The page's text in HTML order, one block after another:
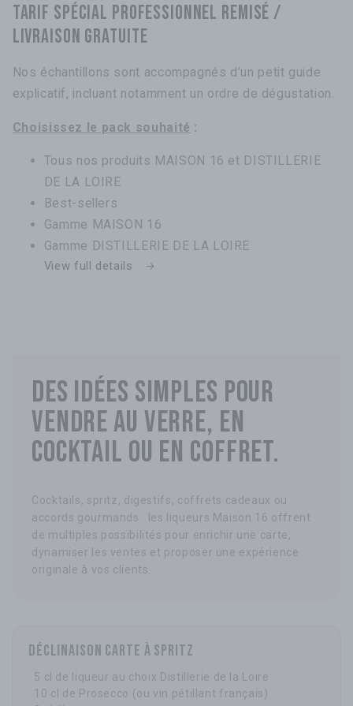
TARIF SPÉCIAL PROFESSIONNEL REMISÉ /
LIVRAISON GRATUITE
Nos échantillons sont accompagnés d’un petit guide
explicatif, incluant notamment un ordre de dégustation.
Choisissez le pack souhaité :
Tous nos produits MAISON 16 et DISTILLERIE
DE LA LOIRE
Best-sellers
Gamme MAISON 16
Gamme DISTILLERIE DE LA LOIRE
View full details
Des idées simples pour
vendre au verre, en
cocktail ou en coffret.
Cocktails, spritz, digestifs, coffrets cadeaux ou
accords gourmands : les liqueurs Maison 16 offrent
de multiples possibilités pour enrichir une carte,
dynamiser les ventes et proposer une expérience
originale à vos clients.
Déclinaison Carte à Spritz
· 5 cl de liqueur au choix Distillerie de la Loire
· 10 cl de Prosecco (ou vin pétillant français)